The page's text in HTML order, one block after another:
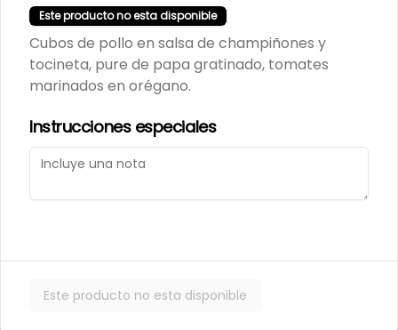
Términos y condiciones
Política de privacidad
Mi cuenta
Iniciar sesión
Este producto no esta disponible
Cubos de pollo en salsa de champiñones y
tocineta, pure de papa gratinado, tomates
marinados en orégano.
Instrucciones especiales
Este producto no esta disponible